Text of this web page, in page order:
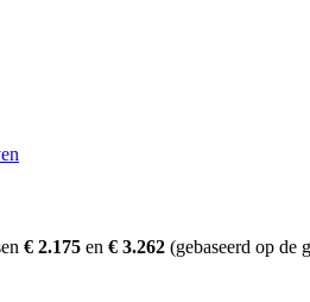
€ 2.175 en € 3.262 (gebaseerd op de